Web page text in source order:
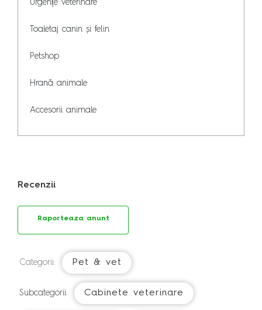
Urgențe veterinare
Toaletaj canin și felin
Petshop
Hrană animale
Accesorii animale
Recenzii
Raporteaza anunt
Categorii: Pet & vet
Subcategorii: Cabinete veterinare